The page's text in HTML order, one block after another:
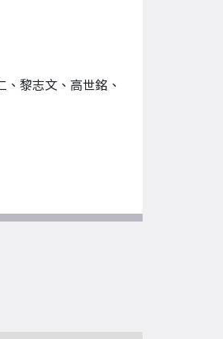
黎志文、高世銘、